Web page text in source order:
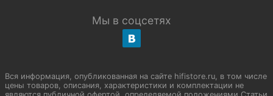
Мы в соцсетях
Вся информация, опубликованная на сайте hifistore.ru, в том числе
цены товаров, описания, характеристики и комплектации не